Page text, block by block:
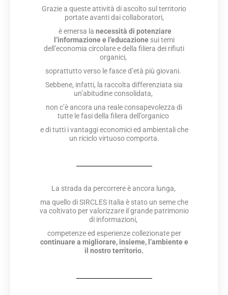
Grazie a queste attività di ascolto sul territorio
portate avanti dai collaboratori,
è emersa la necessità di potenziare
l’informazione e l’educazionesui temi
dell’economia circolare e della filiera dei rifiuti
organici,
soprattutto verso le fasce d’età più giovani.
Sebbene, infatti, la raccolta differenziata sia
un’abitudine consolidata,
non c’è ancora una reale consapevolezza di
tutte le fasi della filiera dell’organico
e di tutti i vantaggi economici ed ambientali che
un riciclo virtuoso comporta.
La strada da percorrere è ancora lunga,
ma quello di SIRCLES Italia è stato un seme che
va coltivato per valorizzare il grande patrimonio
di informazioni,
competenze ed esperienze collezionate per
continuare a migliorare, insieme, l’ambiente e
il nostro territorio.